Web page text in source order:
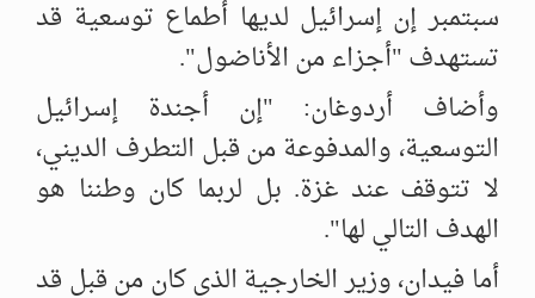
سبتمبر إن إسرائيل لديها أطماع توسعية قد
تستهدف "أجزاء من ‏الأناضول".
وأضاف أردوغان: "إن أجندة إسرائيل
التوسعية، والمدفوعة من قبل التطرف ‏الديني،
لا تتوقف عند غزة. بل لربما كان وطننا هو
الهدف التالي لها".
أما فيدان، وزير الخارجية الذي كان من قبل قد